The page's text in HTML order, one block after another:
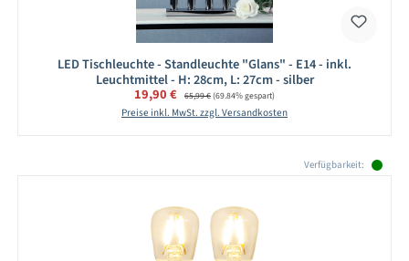
LED Tischleuchte - Standleuchte "Glans" - E14 - inkl.
Leuchtmittel - H: 28cm, L: 27cm - silber
Verkaufspreis:
19,90 € Regulärer Preis:
65,99 €(69.84% gespart)
Preise inkl. MwSt. zzgl. Versandkosten
Verfügbarkeit: